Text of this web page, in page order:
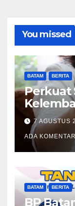
You missed
BATAM BERITA
Perkuat
dan
Obat
7 AGUSTUS
ADA KOMENTAR
BATAM BERITA
BP